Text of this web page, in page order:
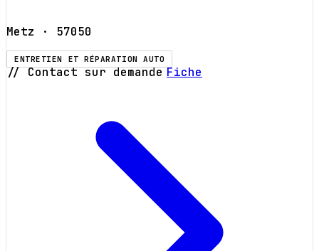
Metz · 57050
ENTRETIEN ET RÉPARATION AUTO
// Contact sur demande Fiche